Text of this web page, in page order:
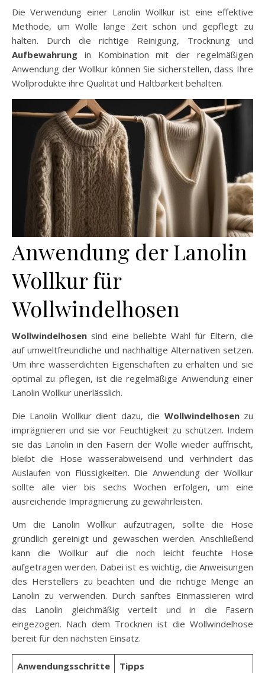
Die Verwendung einer Lanolin Wollkur ist eine effektive
Methode, um Wolle lange Zeit schön und gepflegt zu
halten. Durch die richtige Reinigung, Trocknung und
Aufbewahrung in Kombination mit der regelmäßigen
Anwendung der Wollkur können Sie sicherstellen, dass Ihre
Wollprodukte ihre Qualität und Haltbarkeit behalten.
Anwendung der Lanolin
Wollkur für
Wollwindelhosen
Wollwindelhosen sind eine beliebte Wahl für Eltern, die
auf umweltfreundliche und nachhaltige Alternativen setzen.
Um ihre wasserdichten Eigenschaften zu erhalten und sie
optimal zu pflegen, ist die regelmäßige Anwendung einer
Lanolin Wollkur unerlässlich.
Die Lanolin Wollkur dient dazu, die Wollwindelhosenzu
imprägnieren und sie vor Feuchtigkeit zu schützen. Indem
sie das Lanolin in den Fasern der Wolle wieder auffrischt,
bleibt die Hose wasserabweisend und verhindert das
Auslaufen von Flüssigkeiten. Die Anwendung der Wollkur
sollte alle vier bis sechs Wochen erfolgen, um eine
ausreichende Imprägnierung zu gewährleisten.
Um die Lanolin Wollkur aufzutragen, sollte die Hose
gründlich gereinigt und gewaschen werden. Anschließend
kann die Wollkur auf die noch leicht feuchte Hose
aufgetragen werden. Dabei ist es wichtig, die Anweisungen
des Herstellers zu beachten und die richtige Menge an
Lanolin zu verwenden. Durch sanftes Einmassieren wird
das Lanolin gleichmäßig verteilt und in die Fasern
eingezogen. Nach dem Trocknen ist die Wollwindelhose
bereit für den nächsten Einsatz.
Anwendungsschritte
Tipps